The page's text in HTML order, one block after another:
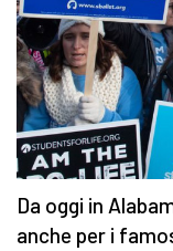
Da oggi in
anche per i